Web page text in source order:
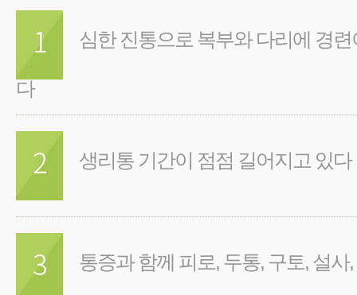
심한 진통으로 복부와 다리에 경
다
생리통 기간이 점점 길어지고 있다
통증과 함께 피로, 두통, 구토, 설사